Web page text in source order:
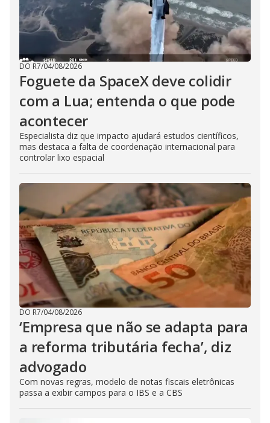
DO R7/04/08/2026
Foguete da SpaceX deve colidir
com a Lua; entenda o que pode
acontecer
Especialista diz que impacto ajudará estudos científicos,
mas destaca a falta de coordenação internacional para
controlar lixo espacial
DO R7/04/08/2026
‘Empresa que não se adapta para
a reforma tributária fecha’, diz
advogado
Com novas regras, modelo de notas fiscais eletrônicas
passa a exibir campos para o IBS e a CBS